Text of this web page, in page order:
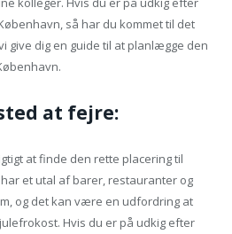
så har du kommet til det
give dig en guide til at planlægge den
at fejre:
at finde den rette placering til
et utal af barer, restauranter og
og det kan være en udfordring at
Hvis du er på udkig efter